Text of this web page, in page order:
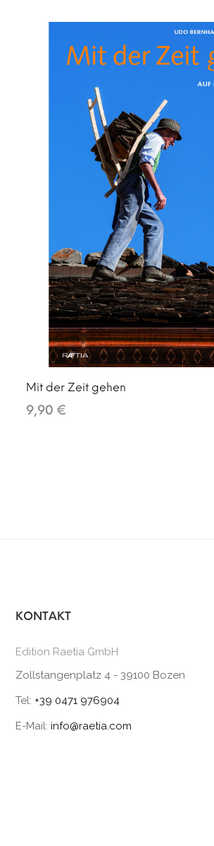
Mit der Zeit gehen
9,90 €
KONTAKT
Edition Raetia GmbH
Zollstangenplatz 4 - 39100 Bozen
Tel: +39 0471 976904
E-Mail: info@raetia.com